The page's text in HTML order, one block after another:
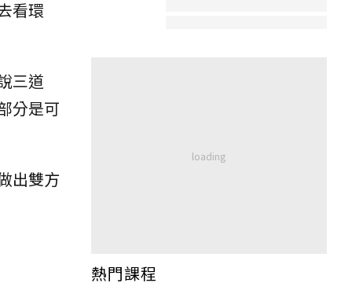
看環
三道
分是可
出雙方
熱門課程